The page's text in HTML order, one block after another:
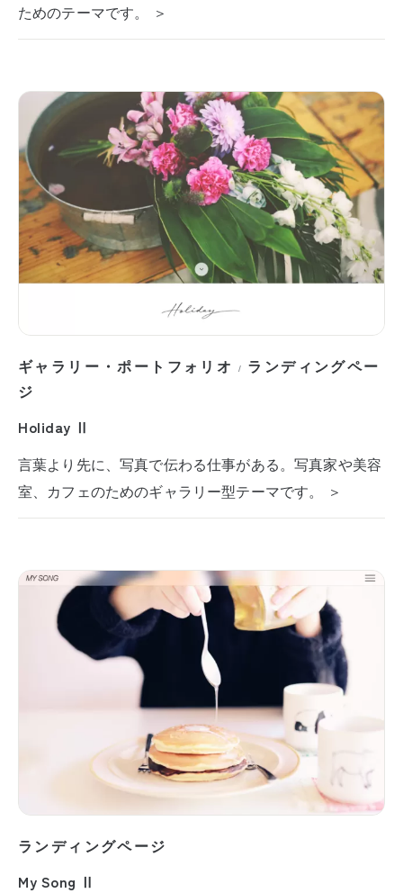
ためのテーマです。 ＞
ギャラリー・ポートフォリオ / ランディングペー
ジ
Holiday Ⅱ
言葉より先に、写真で伝わる仕事がある。写真家や美容
室、カフェのためのギャラリー型テーマです。 ＞
ランディングページ
My Song Ⅱ